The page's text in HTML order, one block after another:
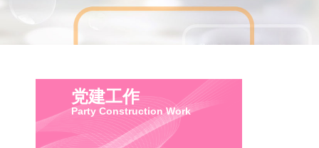
党建工作
Party Construction Work